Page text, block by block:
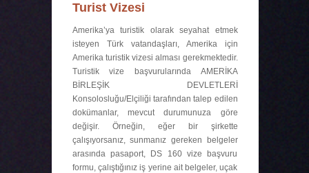
Turist Vizesi
Amerika’ya turistik olarak seyahat etmek
isteyen Türk vatandaşları, Amerika için
Amerika turistik vizesi alması gerekmektedir.
Turistik vize başvurularında AMERİKA
BİRLEŞİK DEVLETLERİ
Konsolosluğu/Elçiliği tarafından talep edilen
dokümanlar, mevcut durumunuza göre
değişir. Örneğin, eğer bir şirkette
çalışıyorsanız, sunmanız gereken belgeler
arasında pasaport, DS 160 vize başvuru
formu, çalıştığınız iş yerine ait belgeler, uçak